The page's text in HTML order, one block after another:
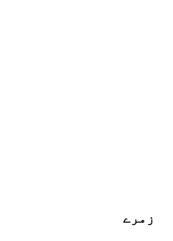
زمرے